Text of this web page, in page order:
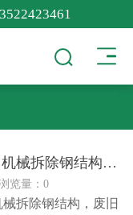
械拆除钢结构，废旧厂房回收
览量：0
械拆除钢结构，废旧